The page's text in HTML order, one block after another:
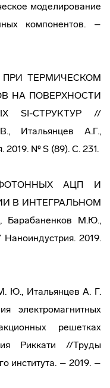
моделирование
компонентов. –
ТЕРМИЧЕСКОМ
НА ПОВЕРХНОСТИ
SI-СТРУКТУР //
Итальянцев А.Г.,
№ S (89). С. 231.
АЦП И
В ИНТЕГРАЛЬНОМ
М.Ю.,
2019.
Ю., Итальянцев А. Г.
электромагнитных
решетках
Риккати //Труды
института. – 2019. –